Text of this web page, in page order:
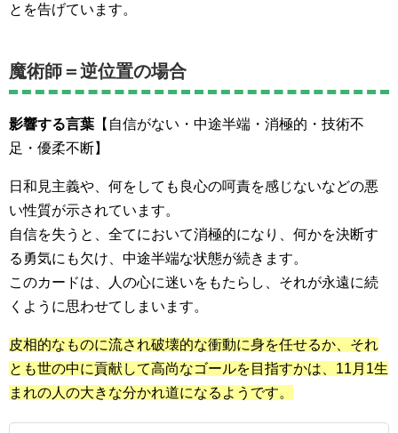
とを告げています。
魔術師＝逆位置の場合
影響する言葉 【自信がない・中途半端・消極的・技術不
足・優柔不断】
日和見主義や、何をしても良心の呵責を感じないなどの悪
い性質が示されています。
自信を失うと、全てにおいて消極的になり、何かを決断す
る勇気にも欠け、中途半端な状態が続きます。
このカードは、人の心に迷いをもたらし、それが永遠に続
くように思わせてしまいます。
皮相的なものに流され破壊的な衝動に身を任せるか、それ
とも世の中に貢献して高尚なゴールを目指すかは、11月1生
まれの人の大きな分かれ道になるようです。